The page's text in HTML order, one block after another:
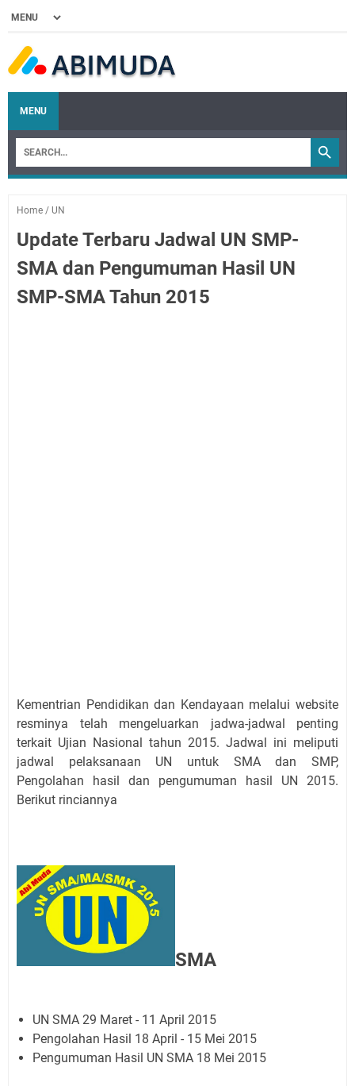
MENU
Home / UN
Update Terbaru Jadwal UN SMP-
SMA dan Pengumuman Hasil UN
SMP-SMA Tahun 2015
Kementrian Pendidikan dan Kendayaan melalui website
resminya telah mengeluarkan jadwa-jadwal penting
terkait Ujian Nasional tahun 2015. Jadwal ini meliputi
jadwal pelaksanaan UN untuk SMA dan SMP,
Pengolahan hasil dan pengumuman hasil UN 2015.
Berikut rinciannya
SMA
UN SMA 29 Maret - 11 April 2015
Pengolahan Hasil 18 April - 15 Mei 2015
Pengumuman Hasil UN SMA 18 Mei 2015